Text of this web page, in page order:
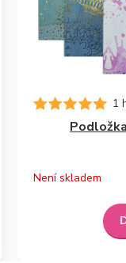
1
Není skladem